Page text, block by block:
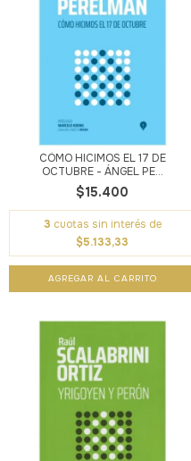
CÓMO HICIMOS EL 17 DE
OCTUBRE - ÁNGEL PE...
$15.400
3 cuotas sin interés de
$5.133,33